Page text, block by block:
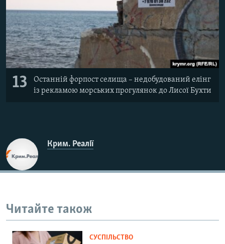
13
Останній форпост селища – недобудований елінг
із рекламою морських прогулянок до Лисої Бухти
Крим. Реалії
Читайте також
СУСПІЛЬСТВО